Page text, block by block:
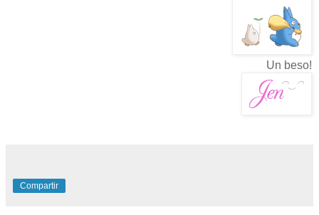
Un beso!
Compartir